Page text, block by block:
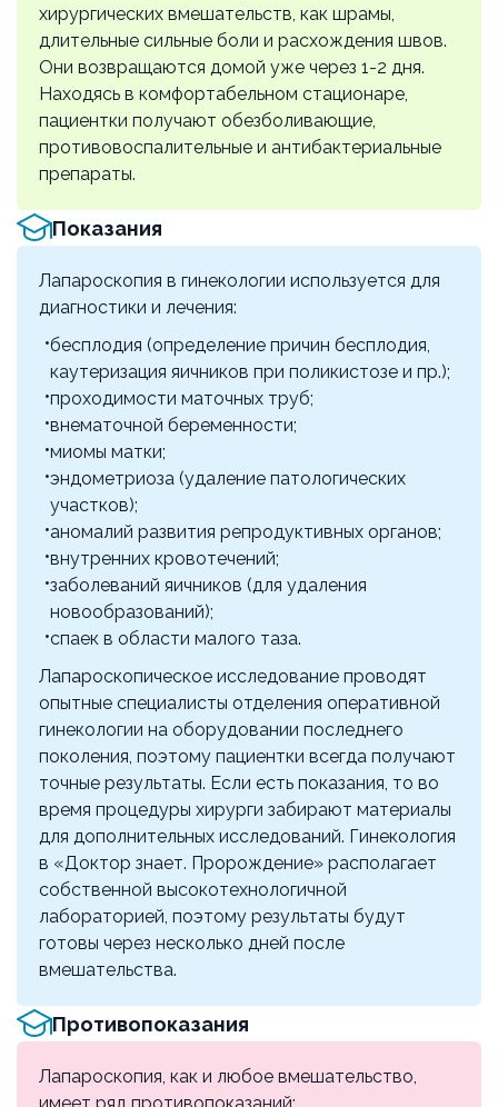
75000 ₽
Лапароскопическая андексэктомия
двухсторонняя
р18.35
80000 ₽
Лапароскопическая надвлагалищная
ампутация матки
110000 ₽
Лапароскопическая экстирпация матки 1
уровень
р18.42
Лапароскопическая экстирпация матки 2
р18.43
125000 ₽
Лапароскопическая экстирпация матки 3
уровень
р18.44
135000 ₽
Иссечение очагов эндометриоза
(лапароскопически)
р18.53
10000 ₽
Дриллинг яичников (при выполнении других
лапароскопических операций)
р18.54
10000 ₽
лапароскопических операций)
р18.83
хирургических вмешательств, как шрамы,
длительные сильные боли и расхождения швов.
Они возвращаются домой уже через 1-2 дня.
Находясь в комфортабельном стационаре,
пациентки получают обезболивающие,
противовоспалительные и антибактериальные
препараты.
Показания
Лапароскопия в гинекологии используется для
диагностики и лечения:
бесплодия (определение причин бесплодия,
каутеризация яичников при поликистозе и пр.);
проходимости маточных труб;
внематочной беременности;
миомы матки;
эндометриоза (удаление патологических
участков);
аномалий развития репродуктивных органов;
внутренних кровотечений;
заболеваний яичников (для удаления
новообразований);
спаек в области малого таза.
Лапароскопическое исследование проводят
опытные специалисты отделения оперативной
гинекологии на оборудовании последнего
поколения, поэтому пациентки всегда получают
точные результаты. Если есть показания, то во
время процедуры хирурги забирают материалы
для дополнительных исследований. Гинекология
в «Доктор знает. Пророждение» располагает
собственной высокотехнологичной
лабораторией, поэтому результаты будут
готовы через несколько дней после
вмешательства.
Противопоказания
Лапароскопия, как и любое вмешательство,